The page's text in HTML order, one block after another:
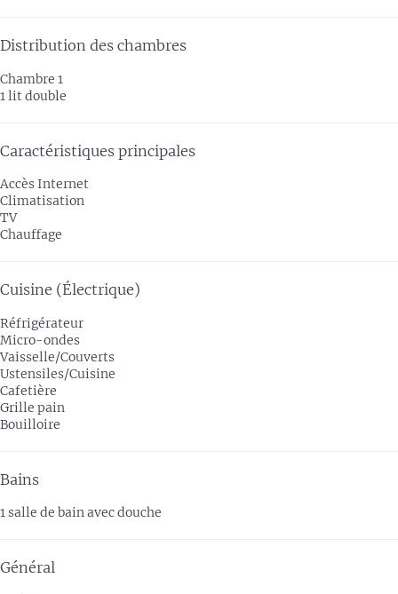
Distribution des chambres
Chambre 1
1 lit double
Caractéristiques principales
Accès Internet
Climatisation
TV
Chauffage
Cuisine (Électrique)
Réfrigérateur
Micro-ondes
Vaisselle/Couverts
Ustensiles/Cuisine
Cafetière
Grille pain
Bouilloire
Bains
1 salle de bain avec douche
Général